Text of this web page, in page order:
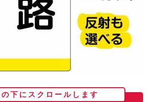
下にスクロールします